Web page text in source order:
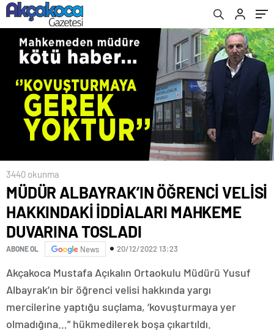
TOSLADI
3440 okunma
MÜDÜR ALBAYRAK’IN ÖĞRENCİ VELİSİ
HAKKINDAKİ İDDİALARI MAHKEME
DUVARINA TOSLADI
ABONE OL News 20/12/2022 13:23
Akçakoca Mustafa Açıkalın Ortaokulu Müdürü Yusuf
Albayrak’ın bir öğrenci velisi hakkında yargı
mercilerine yaptığu suçlama, ‘kovuşturmaya yer
olmadığına…” hükmedilerek boşa çıkartıldı.